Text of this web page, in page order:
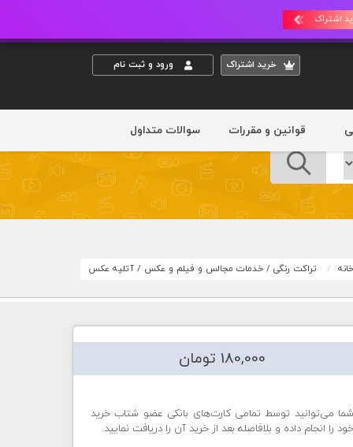
اشتراک
خريد اشتراک ورود و ثبت نام
قوانین و مقررات سوالات متداول
خانه تراکت رنگی / خدمات مجالس و فیلم و عکس / آتلیه عکس
180,000 تومان
شما می‌توانید توسط تمامی کارت‌های بانکی عضو شتاب خرید
خود را انجام داده و بلافاصله بعد از خرید آن را دریافت نمایید.